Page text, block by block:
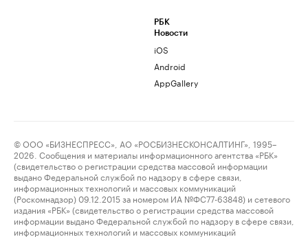
РБК
Новости
iOS
Android
AppGallery
© ООО «БИЗНЕСПРЕСС», АО «РОСБИЗНЕСКОНСАЛТИНГ», 1995–
2026. Сообщения и материалы информационного агентства «РБК»
(свидетельство о регистрации средства массовой информации
выдано Федеральной службой по надзору в сфере связи,
информационных технологий и массовых коммуникаций
(Роскомнадзор) 09.12.2015 за номером ИА №ФС77-63848) и сетевого
издания «РБК» (свидетельство о регистрации средства массовой
информации выдано Федеральной службой по надзору в сфере связи,
информационных технологий и массовых коммуникаций